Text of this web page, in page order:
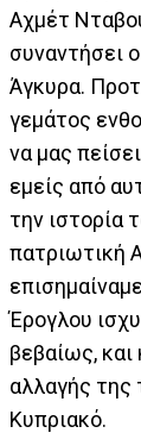
Αχμέτ
συναντήσει
Άγκυρα.
γεμάτος
να μας
εμείς από
την ιστορία
πατριωτική
Έρογλου
βεβαίως, και
αλλαγής της
Κυπριακό.